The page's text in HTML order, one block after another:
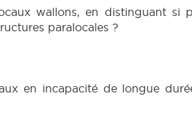
wallons, en distinguant si
paralocales ?
en incapacité de longue